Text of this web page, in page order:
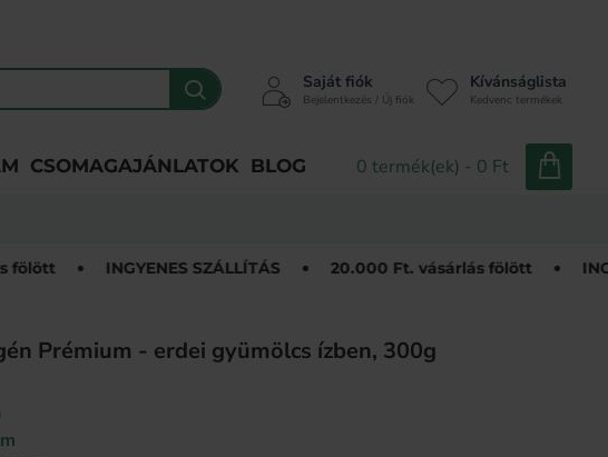
Saját fiók
Bejelentkezés / Új fiók
Kívánságlista
Kedvenc termékek
CSOMAGAJÁNLATOK BLOG 0 termék(ek) - 0 Ft
SZÁLLÍTÁS 20.000 Ft. vásárlás fölött INGYENES
Prémium - erdei gyümölcs ízben, 300g